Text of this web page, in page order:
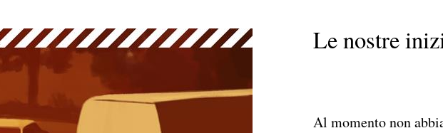
Le nostre
Al momento non